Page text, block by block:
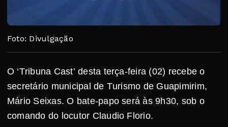
Foto: Divulgação
O ‘Tribuna Cast’ desta terça-feira (02) recebe o
secretário municipal de Turismo de Guapimirim,
Mário Seixas. O bate-papo será às 9h30, sob o
comando do locutor Claudio Florio.